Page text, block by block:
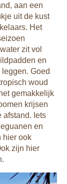
aan een
uit de kust
Het
zit vol
en
Goed
woud
gemakkelijk
krijsen
afstand. Iets
en
hier ook
zijn hier